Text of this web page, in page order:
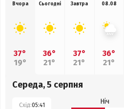
Вчора
37°
19°
Сьогодні
36°
21°
Завтра
37°
21°
08.08
36°
21°
Середа, 5 серпня
Схід:05:41 Ніч